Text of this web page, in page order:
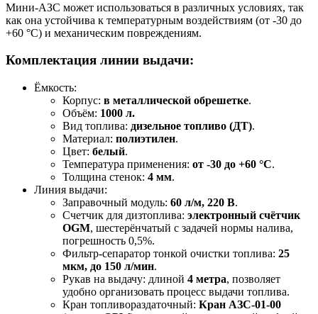
Мини-АЗС может использоваться в различных условиях, так
как она устойчива к температурным воздействиям (от -30 до
+60 °C) и механическим повреждениям.
Комплектация линии выдачи:
Ёмкость:
Корпус: в металлической обрешетке.
Объём: 1000 л.
Вид топлива: дизельное топливо (ДТ).
Материал: полиэтилен.
Цвет: белый.
Температура применения: от -30 до +60 °C.
Толщина стенок: 4 мм.
Линия выдачи:
Заправочный модуль: 60 л/м, 220 В.
Счетчик для дизтоплива: электронный счётчик
OGM, шестерёнчатый с задачей нормы налива,
погрешность 0,5%.
Фильтр-сепаратор тонкой очистки топлива: 25
мкм, до 150 л/мин.
Рукав на выдачу: длиной 4 метра, позволяет
удобно организовать процесс выдачи топлива.
Кран топливораздаточный: Кран АЗС-01-00